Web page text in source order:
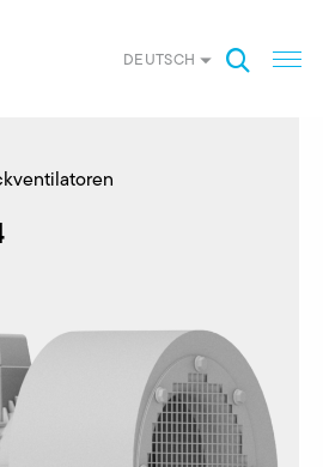
DEUTSCH